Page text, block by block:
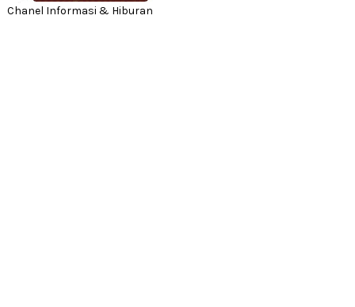
Chanel Informasi & Hiburan